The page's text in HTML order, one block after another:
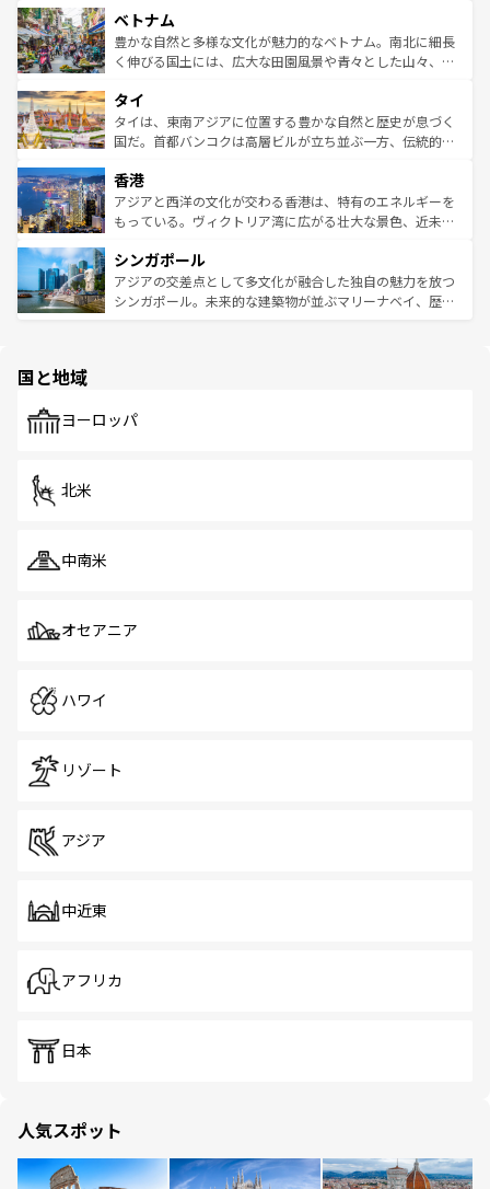
参照してほしい。
容にもいいと評判のスイーツなど、バラエティ豊かな料理
が味わえる。 なお、新着の台湾情報は コンテンツ一覧を参
照してほしい。
き、地方に足を延ばせば四季折々の自然美を楽しむことが
できる。そして、キムチや焼肉、絶品のストリートフード
まで、さまざまな韓国料理が待っている。夜には、韓国な
リティに包まれながら、韓国の多彩な魅力を心ゆくまで味
わってみてほしい。 なお、新着の韓国情報はコンテンツ一
覧を参照してほしい。
ベトナム
豊かな自然と多様な文化が魅力的なベトナム。南北に細長
く伸びる国土には、広大な田園風景や青々とした山々、世
急速な発展と共に伝統が息づく。ハノイの古い町並みやホ
ーチミン市のフランス統治時代の建物も、独特の雰囲気を
醸し出している。また、バラエティの豊かさとおいしさで
とつ。フォーやバインミー、ベトナムコーヒーなどは、ぜ
ひ現地で味わいたい。どの地域を訪れてもあたたかい人々
が旅行者を迎えてくれるので、きっと忘れられない旅にな
参照してほしい。
タイ
タイは、東南アジアに位置する豊かな自然と歴史が息づく
国だ。首都バンコクは高層ビルが立ち並ぶ一方、伝統的な
の活気が交差している。北部ではチェンマイなどの山岳地
帯で自然と触れ合い、南部ではプーケットやクラビの美し
いビーチでリゾート気分を楽しむことができる。タイ料理
激する。気候は一年中温暖で、どの季節にも異なる楽しみ
が待っている。親しみやすいタイの人々、仏教を中心とし
た文化、そして多様な観光資源が、訪れる旅人を魅了し続
香港
アジアと西洋の文化が交わる香港は、特有のエネルギーを
もっている。ヴィクトリア湾に広がる壮大な景色、近未来
み、どこを訪れても感動するはず。観光スポットが密集し
ており、効率よく見どころを回れるのも魅力。息をのむよ
うな絶景から文化的な体験まで、香港を存分に楽しみ尽く
シンガポール
アジアの交差点として多文化が融合した独自の魅力を放つ
シンガポール。未来的な建築物が並ぶマリーナベイ、歴史
で、ホーカーズは地元の風情を楽しめる外せないスポット
国と地域
ヨーロッパ
北米
中南米
オセアニア
ハワイ
リゾート
アジア
中近東
アフリカ
日本
人気スポット